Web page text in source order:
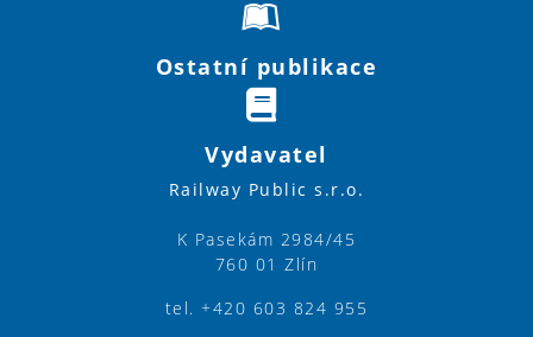
Ostatní publikace
Vydavatel
Railway Public s.r.o.
K Pasekám 2984/45
760 01 Zlín
tel. +420 603 824 955